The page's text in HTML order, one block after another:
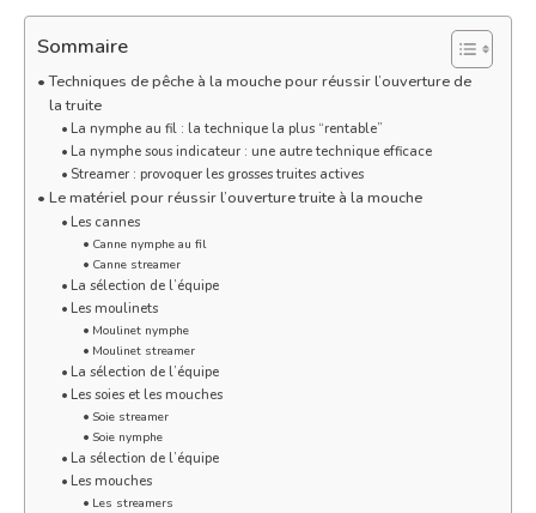
Sommaire
Techniques de pêche à la mouche pour réussir l’ouverture de
la truite
La nymphe au fil : la technique la plus “rentable”
La nymphe sous indicateur : une autre technique efficace
Streamer : provoquer les grosses truites actives
Le matériel pour réussir l’ouverture truite à la mouche
Les cannes
Canne nymphe au fil
Canne streamer
La sélection de l’équipe
Les moulinets
Moulinet nymphe
Moulinet streamer
La sélection de l’équipe
Les soies et les mouches
Soie streamer
Soie nymphe
La sélection de l’équipe
Les mouches
Les streamers